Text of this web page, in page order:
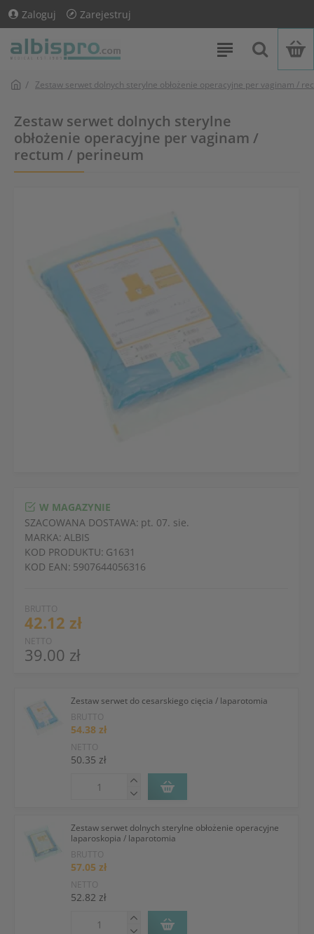
Zaloguj Zarejestruj
Zestaw serwet dolnych sterylne obłożenie operacyjne per vaginam /
Zestaw serwet dolnych sterylne
obłożenie operacyjne per vaginam /
rectum / perineum
BRUTTO
42.12 zł
NETTO
39.00 zł
W MAGAZYNIE
SZACOWANA DOSTAWA: pt. 07. sie.
MARKA: ALBIS
KOD PRODUKTU: G1631
KOD EAN: 5907644056316
Zestaw serwet do cesarskiego cięcia / laparotomia
BRUTTO
54.38 zł
NETTO
50.35 zł
Zestaw serwet dolnych sterylne obłożenie operacyjne
laparoskopia / laparotomia
BRUTTO
57.05 zł
NETTO
52.82 zł